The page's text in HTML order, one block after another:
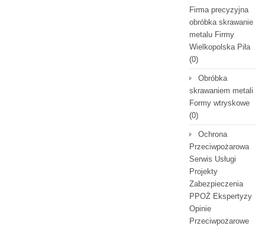
Firma precyzyjna
obróbka skrawanie
metalu Firmy
Wielkopolska Piła
(0)
Obróbka
skrawaniem metali
Formy wtryskowe
(0)
Ochrona
Przeciwpożarowa
Serwis Usługi
Projekty
Zabezpieczenia
PPOŻ Ekspertyzy
Opinie
Przeciwpożarowe